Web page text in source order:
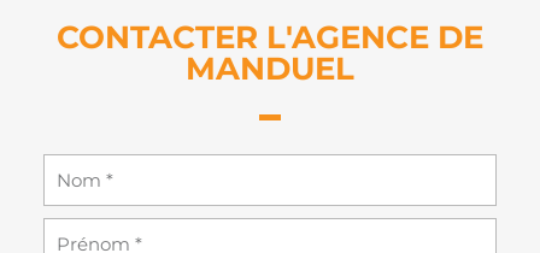
CONTACTER L'AGENCE DE
MANDUEL